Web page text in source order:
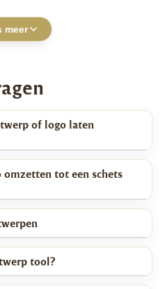
foto kosteloos (achtergrond
lijnschets)
toevoegen
extra kosten)
kosten)
meer
of logo laten
tot een schets
tool?